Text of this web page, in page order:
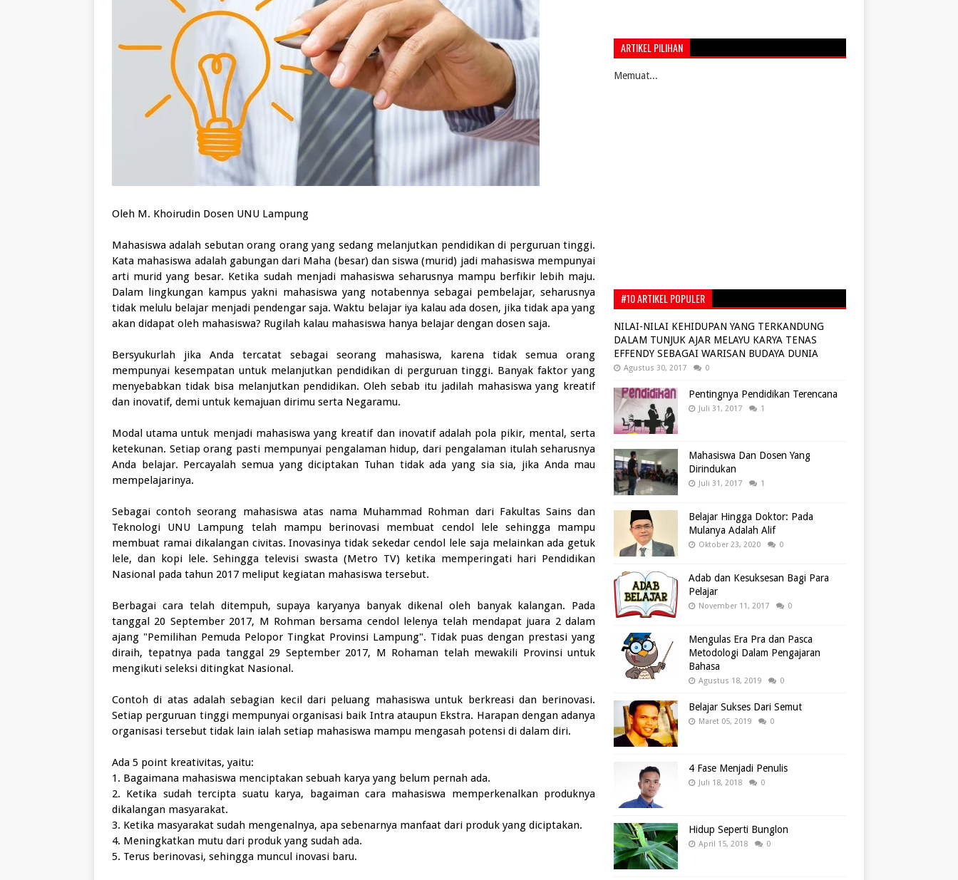
Oleh M. Khoirudin Dosen UNU Lampung
Mahasiswa adalah sebutan orang orang yang sedang melanjutkan pendidikan di perguruan tinggi.
Kata mahasiswa adalah gabungan dari Maha (besar) dan siswa (murid) jadi mahasiswa mempunyai
arti murid yang besar. Ketika sudah menjadi mahasiswa seharusnya mampu berfikir lebih maju.
Dalam lingkungan kampus yakni mahasiswa yang notabennya sebagai pembelajar, seharusnya
tidak melulu belajar menjadi pendengar saja. Waktu belajar iya kalau ada dosen, jika tidak apa yang
akan didapat oleh mahasiswa? Rugilah kalau mahasiswa hanya belajar dengan dosen saja.
Bersyukurlah jika Anda tercatat sebagai seorang mahasiswa, karena tidak semua orang
mempunyai kesempatan untuk melanjutkan pendidikan di perguruan tinggi. Banyak faktor yang
menyebabkan tidak bisa melanjutkan pendidikan. Oleh sebab itu jadilah mahasiswa yang kreatif
dan inovatif, demi untuk kemajuan dirimu serta Negaramu.
Modal utama untuk menjadi mahasiswa yang kreatif dan inovatif adalah pola pikir, mental, serta
ketekunan. Setiap orang pasti mempunyai pengalaman hidup, dari pengalaman itulah seharusnya
Anda belajar. Percayalah semua yang diciptakan Tuhan tidak ada yang sia sia, jika Anda mau
mempelajarinya.
Sebagai contoh seorang mahasiswa atas nama Muhammad Rohman dari Fakultas Sains dan
Teknologi UNU Lampung telah mampu berinovasi membuat cendol lele sehingga mampu
membuat ramai dikalangan civitas. Inovasinya tidak sekedar cendol lele saja melainkan ada getuk
lele, dan kopi lele. Sehingga televisi swasta (Metro TV) ketika memperingati hari Pendidikan
Nasional pada tahun 2017 meliput kegiatan mahasiswa tersebut.
Berbagai cara telah ditempuh, supaya karyanya banyak dikenal oleh banyak kalangan. Pada
tanggal 20 September 2017, M Rohman bersama cendol lelenya telah mendapat juara 2 dalam
ajang "Pemilihan Pemuda Pelopor Tingkat Provinsi Lampung". Tidak puas dengan prestasi yang
diraih, tepatnya pada tanggal 29 September 2017, M Rohaman telah mewakili Provinsi untuk
mengikuti seleksi ditingkat Nasional.
Contoh di atas adalah sebagian kecil dari peluang mahasiswa untuk berkreasi dan berinovasi.
Setiap perguruan tinggi mempunyai organisasi baik Intra ataupun Ekstra. Harapan dengan adanya
organisasi tersebut tidak lain ialah setiap mahasiswa mampu mengasah potensi di dalam diri.
Ada 5 point kreativitas, yaitu:
1. Bagaimana mahasiswa menciptakan sebuah karya yang belum pernah ada.
2. Ketika sudah tercipta suatu karya, bagaiman cara mahasiswa memperkenalkan produknya
dikalangan masyarakat.
3. Ketika masyarakat sudah mengenalnya, apa sebenarnya manfaat dari produk yang diciptakan.
4. Meningkatkan mutu dari produk yang sudah ada.
5. Terus berinovasi, sehingga muncul inovasi baru.
ARTIKEL PILIHAN
Memuat...
#10 ARTIKEL POPULER
NILAI-NILAI KEHIDUPAN YANG TERKANDUNG
DALAM TUNJUK AJAR MELAYU KARYA TENAS
EFFENDY SEBAGAI WARISAN BUDAYA DUNIA
Agustus 30, 2017 0
Pentingnya Pendidikan Terencana
Juli 31, 2017 1
Mahasiswa Dan Dosen Yang
Dirindukan
Juli 31, 2017 1
Belajar Hingga Doktor: Pada
Mulanya Adalah Alif
Oktober 23, 2020 0
Adab dan Kesuksesan Bagi Para
Pelajar
November 11, 2017 0
Mengulas Era Pra dan Pasca
Metodologi Dalam Pengajaran
Bahasa
Agustus 18, 2019 0
Belajar Sukses Dari Semut
Maret 05, 2019 0
4 Fase Menjadi Penulis
Juli 18, 2018 0
Hidup Seperti Bunglon
April 15, 2018 0